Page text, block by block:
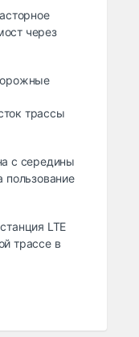
через
трассы
с середины
пользование
LTE
трассе в